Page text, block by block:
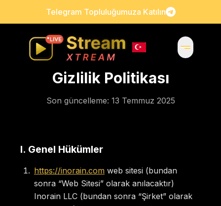
Telegram Topluluğumuza Katılın
Gizlilik Politikası
Son güncelleme: 13 Temmuz 2025
I. Genel Hükümler
https://inorain.com web sitesi (bundan
sonra “Web Sitesi” olarak anılacaktır)
Inorain LLC (bundan sonra “Şirket” olarak